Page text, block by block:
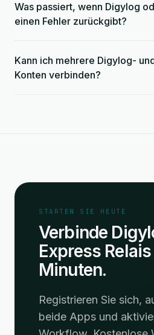
Was passiert, wenn Digylog
einen Fehler zurückgibt?
Kann ich mehrere Digylog-
Konten verbinden?
STARTEN SIE HEUTE
Verbinde
Express
Minuten.
Registrieren Sie sich,
beide Apps und